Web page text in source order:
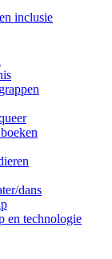
inclusie
dans
en technologie